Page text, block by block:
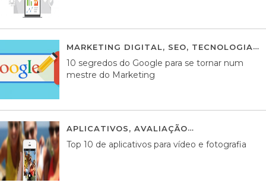
MARKETING DIGITAL, SEO, TECNOLOGIA
10 segredos do Google para se tornar num
mestre do Marketing
APLICATIVOS, AVALIAÇÃO
Top 10 de aplicativos para vídeo e fotografia